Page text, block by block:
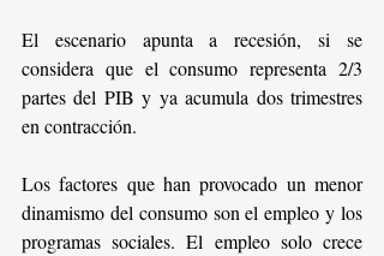
El escenario apunta a recesión, si se
considera que el consumo representa 2/3
partes del PIB y ya acumula dos trimestres
en contracción.
Los factores que han provocado un menor
dinamismo del consumo son el empleo y los
programas sociales. El empleo solo crece